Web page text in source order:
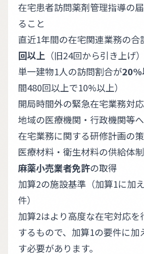
在宅患者訪問薬剤管理指導の
ること
直近1年間の在宅関連業務の合
回以上 （旧24回から引き上げ）
単一建物1人の訪問割合が20%
間480回以上で10%以上）
開局時間外の緊急在宅業務対
地域の医療機関・行政機関等
在宅業務に関する研修計画の
医療材料・衛生材料の供給体制
麻薬小売業者免許の取得
加算2の施設基準（加算1に加
件）
加算2はより高度な在宅対応を
するもので、加算1の要件に加
す必要があります。